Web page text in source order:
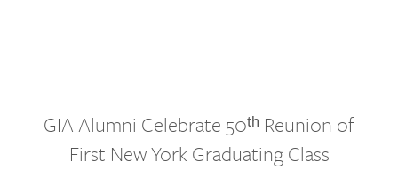
GIA Alumni Celebrate 50ᵗʰ Reunion of
First New York Graduating Class